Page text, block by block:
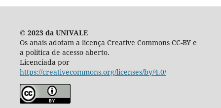
© 2023 da UNIVALE
Os anais adotam a licença Creative Commons CC-BY e
a política de acesso aberto.
Licenciada por
https://creativecommons.org/licenses/by/4.0/